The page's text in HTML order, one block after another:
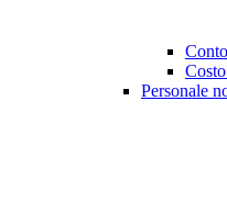
Personale